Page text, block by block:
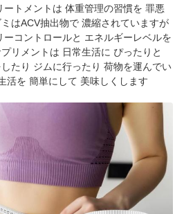
トメントは 体重管理の習慣を 罪悪
はACV抽出物で 濃縮されていますが
コントロールと エネルギーレベルを
リメントは 日常生活に ぴったりと
たり ジムに行ったり 荷物を運んでい
活を 簡単にして 美味しくします